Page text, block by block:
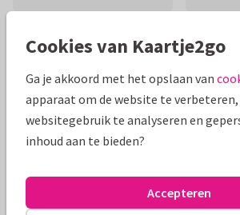
Mooie extra's bij je kaart
Cookies van Kaartje2go
Ga je akkoord met het opslaan van
apparaat om de website te
websitegebruik te analyseren en
inhoud aan te bieden?
Accepteren